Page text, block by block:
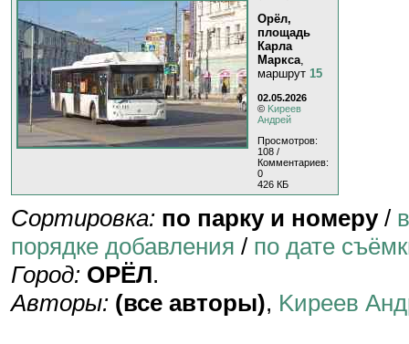
Орёл,
площадь
Карла
Маркса,
маршрут 15
02.05.2026
© Kиpeeв
Aндpeй
Просмотров:
108 /
Комментариев:
0
426 КБ
Сортировка: по парку и номеру/
порядке добавления / по дате
Город: ОРЁЛ.
Авторы: (все авторы), Kиpeeв